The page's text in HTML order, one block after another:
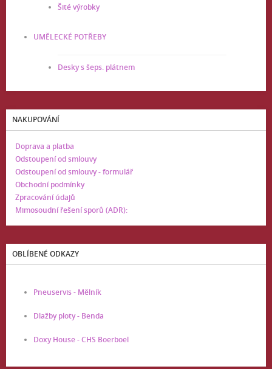
Šité výrobky
UMĚLECKÉ POTŘEBY
Desky s šeps. plátnem
NAKUPOVÁNÍ
Doprava a platba
Odstoupení od smlouvy
Odstoupení od smlouvy - formulář
Obchodní podmínky
Zpracování údajů
Mimosoudní řešení sporů (ADR):
OBLÍBENÉ ODKAZY
Pneuservis - Mělník
Dlažby ploty - Benda
Doxy House - CHS Boerboel